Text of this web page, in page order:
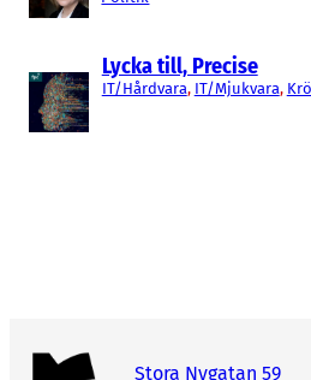
Lycka till, Precise
IT/Hårdvara, IT/Mjukvara,
Stora Nygatan 59